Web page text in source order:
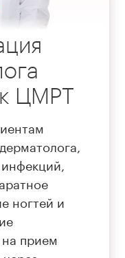
ЦМРТ
ногтей и
прием